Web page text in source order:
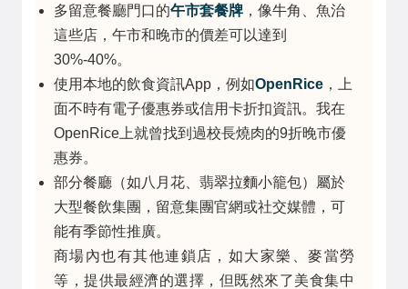
多留意餐廳門口的午市套餐牌 ，像牛角、魚治
這些店，午市和晚市的價差可以達到
30%-40%。
使用本地的飲食資訊App，例如OpenRice ，上
面不時有電子優惠券或信用卡折扣資訊。我在
OpenRice上就曾找到過校長燒肉的9折晚市優
惠券。
部分餐廳（如八月花、翡翠拉麵小籠包）屬於
大型餐飲集團，留意集團官網或社交媒體，可
能有季節性推廣。
商場內也有其他連鎖店，如大家樂、麥當勞
等，提供最經濟的選擇，但既然來了美食集中